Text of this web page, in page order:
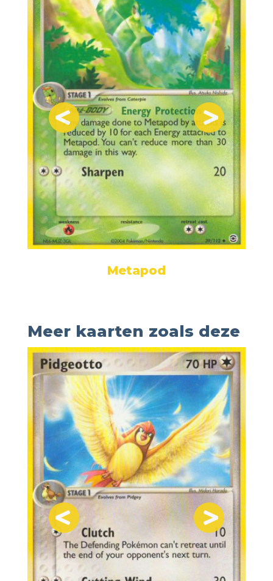
Metapod
Meer kaarten zoals deze